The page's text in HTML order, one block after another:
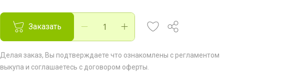
Заказать
Делая заказ, Вы подтверждаете что ознакомлены с регламентом
выкупа и соглашаетесь с договором оферты